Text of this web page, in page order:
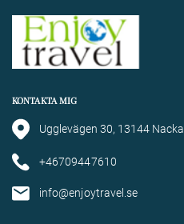
KONTAKTA MIG
Ugglevägen 30, 13144 Nacka
+46709447610
info@enjoytravel.se